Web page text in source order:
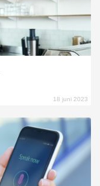
18 juni 2023